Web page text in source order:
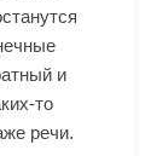
и
то
речи.